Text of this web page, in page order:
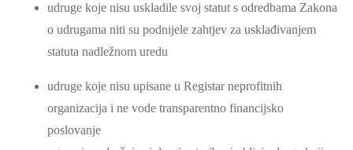
udruge koje nisu uskladile svoj statut s odredbama Zakona
o udrugama niti su podnijele zahtjev za usklađivanjem
statuta nadležnom uredu
udruge koje nisu upisane u Registar neprofitnih
organizacija i ne vode transparentno financijsko
poslovanje